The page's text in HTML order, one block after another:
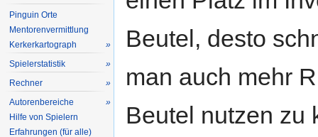
Beutel, desto
man auch mehr
Beutel nutzen zu
Pinguin Orte
Mentorenvermittlung
Kerkerkartograph
»
Spielerstatistik
»
Rechner
»
Autorenbereiche
»
Hilfe von Spielern
Erfahrungen (für alle)